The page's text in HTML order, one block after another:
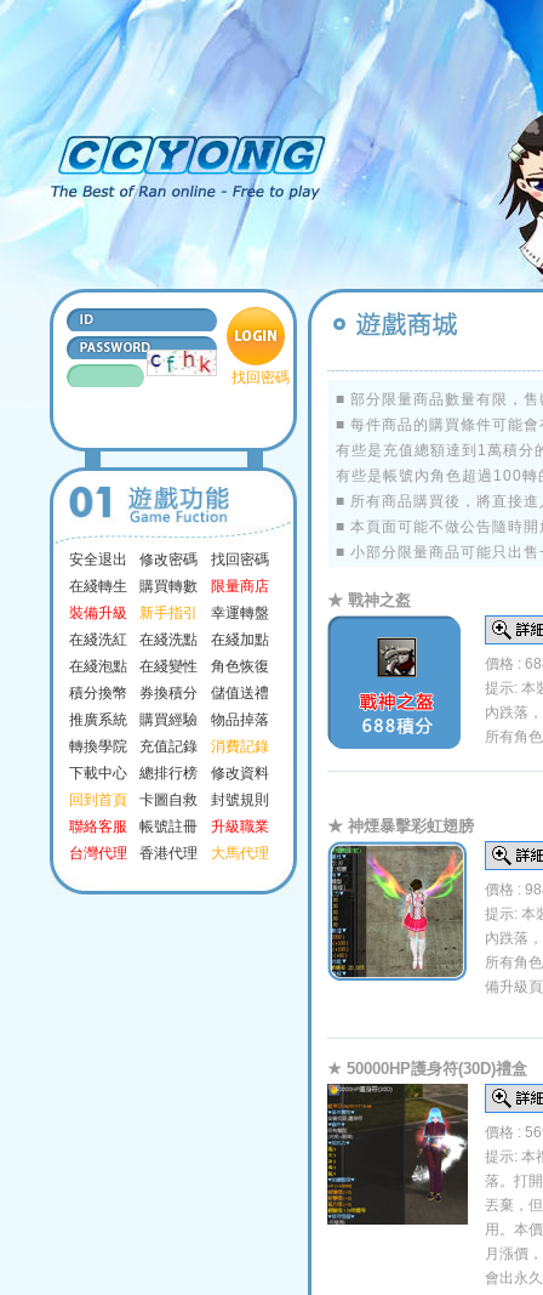
安全退出 修改密碼
找回密碼
在綫轉生
購買轉數
限量商店
裝備升級
新手指引
幸運轉盤
在綫洗紅
在綫洗點
在綫加點
在綫泡點
在綫變性
角色恢復
積分換幣
券換積分
儲值送禮
推廣系統
購買經驗
物品掉落
轉換學院
充值記錄
消費記錄
下載中心
總排行榜
修改資料
回到首頁
卡圖自救
封號規則
聯絡客服
帳號註冊
升級職業
台灣代理
香港代理 大馬代理
■ 部分限量商品數量有限，
■ 每件商品的購買條件可能
有些是充值總額達到1萬積分
有些是帳號內角色超過100
■ 所有商品購買後，將直接
■ 本頁面可能不做公告隨時
■ 小部分限量商品可能只出
★ 戰神之盔
價格 :
提示: 本
內跌落
所有角
★ 神煙暴擊彩虹翅膀
價格 :
提示: 本
內跌落
所有角
備升級
★ 50000HP護身符(30D)禮盒
價格 :
提示: 本
落。打
丟棄，
用。本
月漲價
會出永